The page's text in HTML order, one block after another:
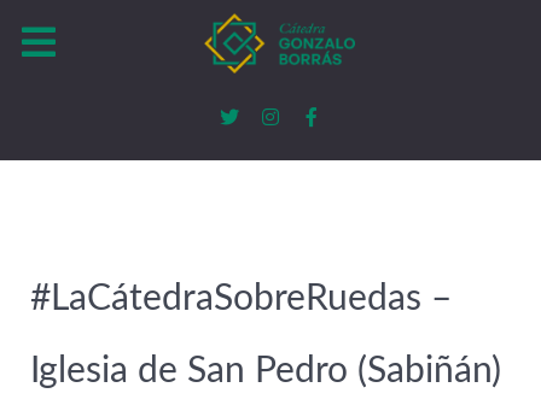
#LaCátedraSobreRuedas –
Iglesia de San Pedro (Sabiñán)